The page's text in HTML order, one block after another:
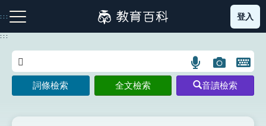
到
主
:::
注音索引圖示 筆畫索引圖示 部首索引表圖示
登入
:::
語
言
搜
圖
片
搜
開
鍵
圖
詞條檢索 全文檢索 音讀檢索